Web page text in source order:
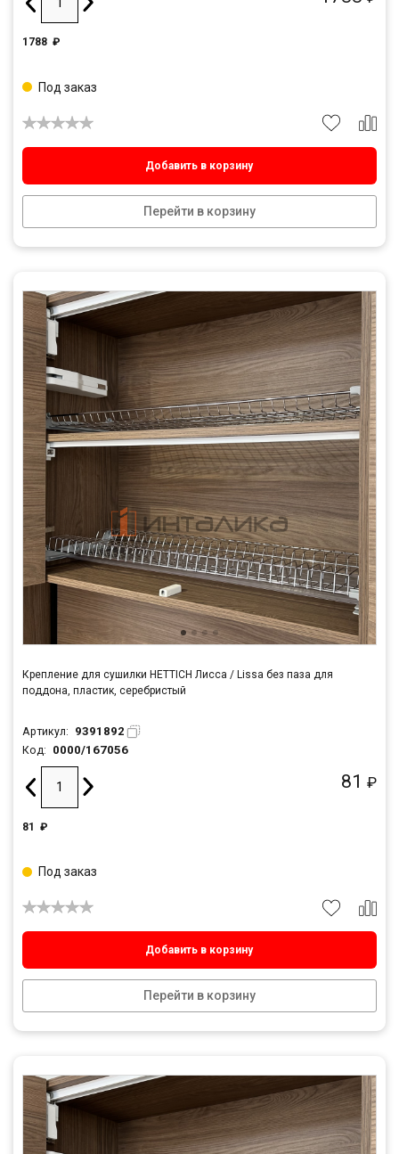
1788 ₽
Добавить в корзину
Перейти в корзину
Под заказ
Крепление для сушилки HETTICH Лисса / Lissa без паза для
поддона, пластик, серебристый
Артикул: 9391892
Код: 0000/167056
81 ₽
81 ₽
Добавить в корзину
Перейти в корзину
Под заказ